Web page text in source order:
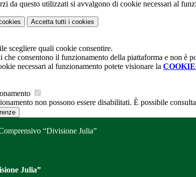
da questo utilizzati si avvalgono di cookie necessari al
Accetta tutti i cookies
scegliere quali cookie consentire.
che consentono il funzionamento della piattaforma e non è
necessari al funzionamento potete visionare la
non possono essere disabilitati. È possibile
“Divisione Julia”
Julia”